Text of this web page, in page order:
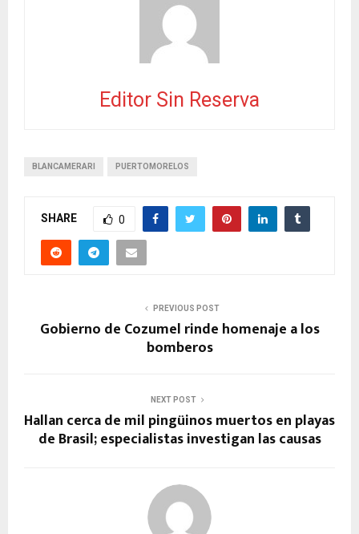
Editor Sin Reserva
BLANCAMERARI PUERTOMORELOS
SHARE 0
PREVIOUS POST
Gobierno de Cozumel rinde homenaje a los
bomberos
NEXT POST
Hallan cerca de mil pingüinos muertos en playas
de Brasil; especialistas investigan las causas